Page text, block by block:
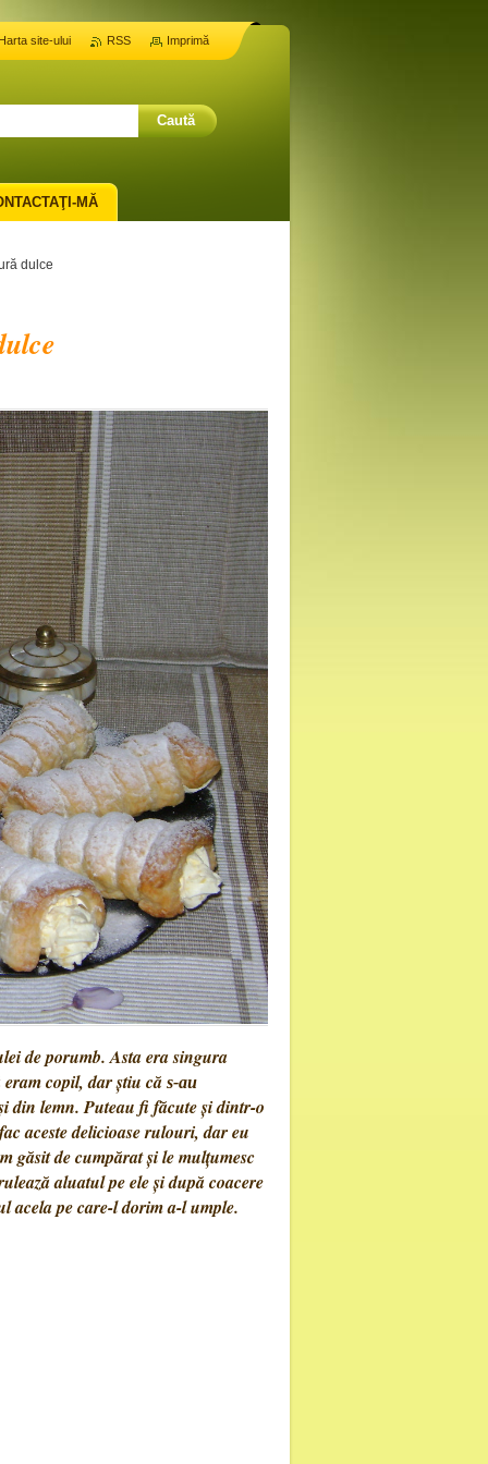
dulce
de porumb. Asta era singura
copil, dar știu că s-au
din lemn. Puteau fi făcute și dintr-o
aceste delicioase rulouri, dar eu
găsit de cumpărat și le mulțumesc
aluatul pe ele și după coacere
acela pe care-l dorim a-l umple.
MĂ
site-ului RSS Imprimă